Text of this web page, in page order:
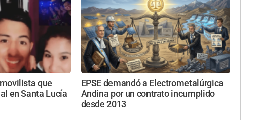
que
en Santa Lucía
EPSE demandó a Electrometalúrgica
Andina por un contrato incumplido
desde 2013